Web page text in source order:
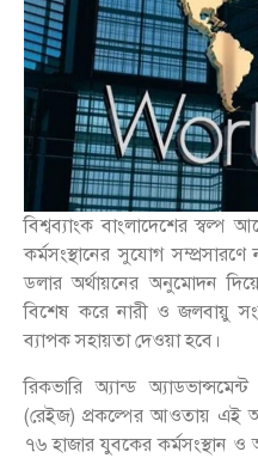
বিশ্বব্যাংক বাংলাদেশের
কর্মসংস্থানের সুযোগ
ডলার অর্থায়নের অনুমোদন
বিশেষ করে নারী ও জলবায়ু
ব্যাপক সহায়তা দেওয়া হবে।
রিকভারি অ্যান্ড
(রেইজ) প্রকল্পের আওতায় এই
৭৬ হাজার যুবকের কর্মসংস্থান